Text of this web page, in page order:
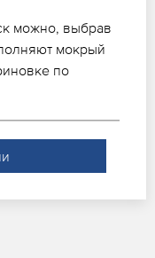
можно, выбрав
мокрый
по